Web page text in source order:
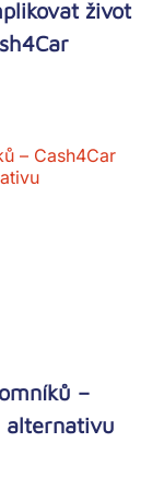
život
–
alternativu